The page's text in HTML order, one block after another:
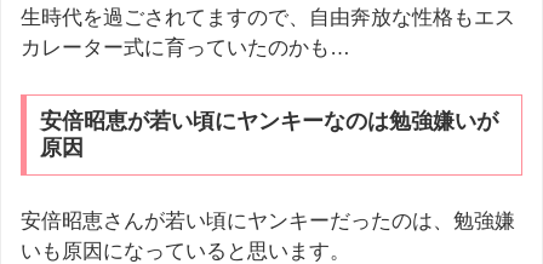
生時代を過ごされてますので、自由奔放な性格もエス
カレーター式に育っていたのかも…
安倍昭恵が若い頃にヤンキーなのは勉強嫌いが
原因
安倍昭恵さんが若い頃にヤンキーだったのは、勉強嫌
いも原因になっていると思います。